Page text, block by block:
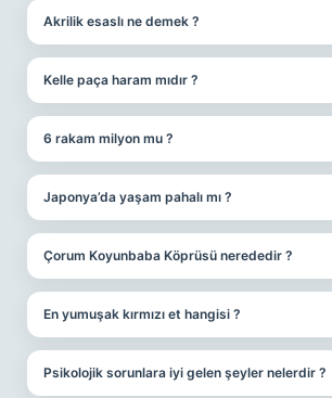
Akrilik esaslı ne demek ?
Kelle paça haram mıdır ?
6 rakam milyon mu ?
Japonya’da yaşam pahalı mı ?
Çorum Koyunbaba Köprüsü nerededir ?
En yumuşak kırmızı et hangisi ?
Psikolojik sorunlara iyi gelen şeyler nelerdir ?